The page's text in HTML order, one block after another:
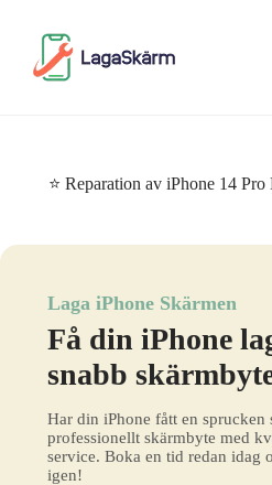
⭐ Reparation av iPhone 14
Laga iPhone Skärmen
Få din iPhone
snabb
Har din iPhone fått en sprucken
professionellt skärmbyte med
service. Boka en tid redan idag
igen!